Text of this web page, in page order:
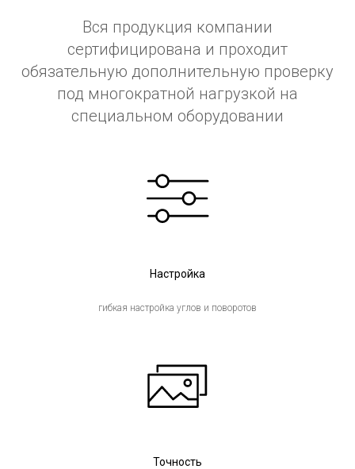
Вся продукция компании
сертифицирована и проходит
обязательную дополнительную проверку
под многократной нагрузкой на
специальном оборудовании
Настройка
гибкая настройка углов и поворотов
Точность